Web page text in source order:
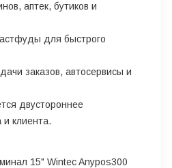
аптек, бутиков и
для быстрого
заказов, автосервисы и
двустороннее
и клиента.
15" Wintec Anypos300